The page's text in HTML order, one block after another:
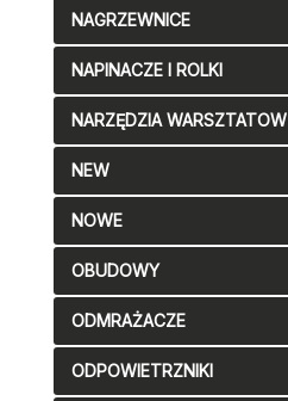
NAGRZEWNICE
NAPINACZE I ROLKI
NARZĘDZIA WARSZTATOW
NEW
NOWE
OBUDOWY
ODMRAŻACZE
ODPOWIETRZNIKI